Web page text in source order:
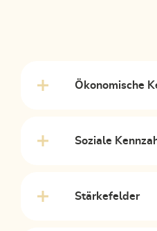
Ökonomische
Soziale
Stärkefelder